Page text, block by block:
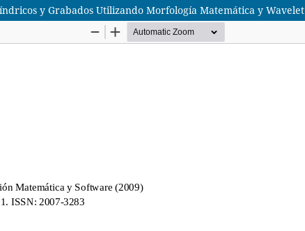
y Grabados Utilizando Morfología Matemática y Wavelet